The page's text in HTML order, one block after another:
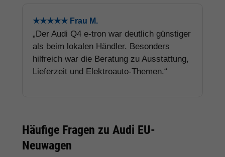
★★★★★ Frau M.
„Der Audi Q4 e-tron war deutlich günstiger
als beim lokalen Händler. Besonders
hilfreich war die Beratung zu Ausstattung,
Lieferzeit und Elektroauto-Themen.“
Häufige Fragen zu Audi EU-
Neuwagen